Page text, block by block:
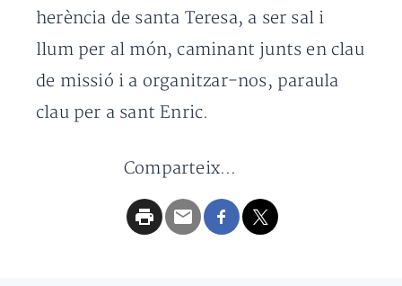
herència de santa Teresa, a ser sal i
llum per al món, caminant junts en clau
de missió i a organitzar-nos, paraula
clau per a sant Enric.
Comparteix...